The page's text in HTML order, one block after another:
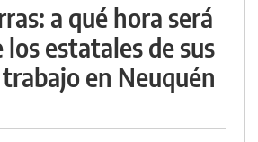
a qué hora será
estatales de sus
en Neuquén